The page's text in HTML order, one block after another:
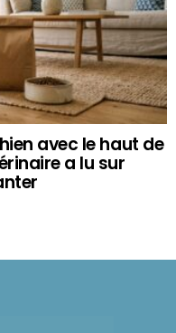
avec le haut de
a lu sur